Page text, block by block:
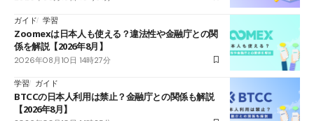
ガイド 学習
Zoomexは日本人も使える？違法性や金融庁との関
係を解説【2026年8月】
2026年08月10日 14時27分
学習 ガイド
BTCCの日本人利用は禁止？金融庁との関係も解説
【2026年8月】